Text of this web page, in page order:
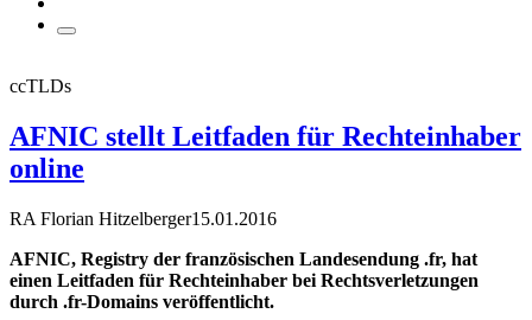
ccTLDs
AFNIC stellt Leitfaden für Rechteinhaber
online
RA Florian Hitzelberger15.01.2016
AFNIC, Registry der französischen Landesendung .fr, hat
einen Leitfaden für Rechteinhaber bei Rechtsverletzungen
durch .fr-Domains veröffentlicht.